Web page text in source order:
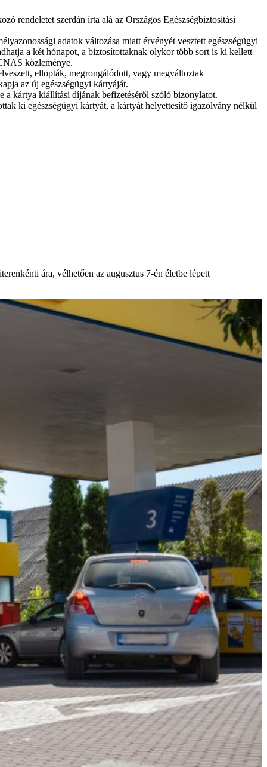
rendeletet szerdán írta alá az Országos Egészségbiztosítási
adatok változása miatt érvényét vesztett egészségügyi
a két hónapot, a biztosítottaknak olykor több sort is ki kellett
közleménye.
ellopták, megrongálódott, vagy megváltoztak
az új egészségügyi kártyáját.
a kártya kiállítási díjának befizetéséről szóló bizonylatot.
ki egészségügyi kártyát, a kártyát helyettesítő igazolvány nélkül
ára, vélhetően az augusztus 7-én életbe lépett